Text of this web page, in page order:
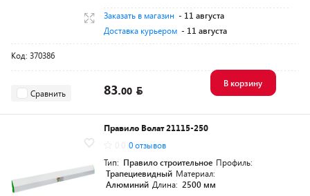
Заказать в магазин - 11 августа
Доставка курьером - 11 августа
Код: 370386
Сравнить 83.00
В корзину
Правило Волат 21115-250
0 отзывов
Тип: Правило строительное Профиль:
Трапециевидный Материал:
Алюминий Длина: 2500 мм